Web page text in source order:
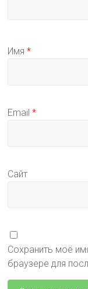
Имя*
Email*
Сайт
Сохранить моё
браузере для